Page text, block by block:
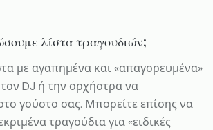
λίστα τραγουδιών;
με αγαπημένα και «απαγορευμένα»
DJ ή την ορχήστρα να
γούστο σας. Μπορείτε επίσης να
τραγούδια για «ειδικές